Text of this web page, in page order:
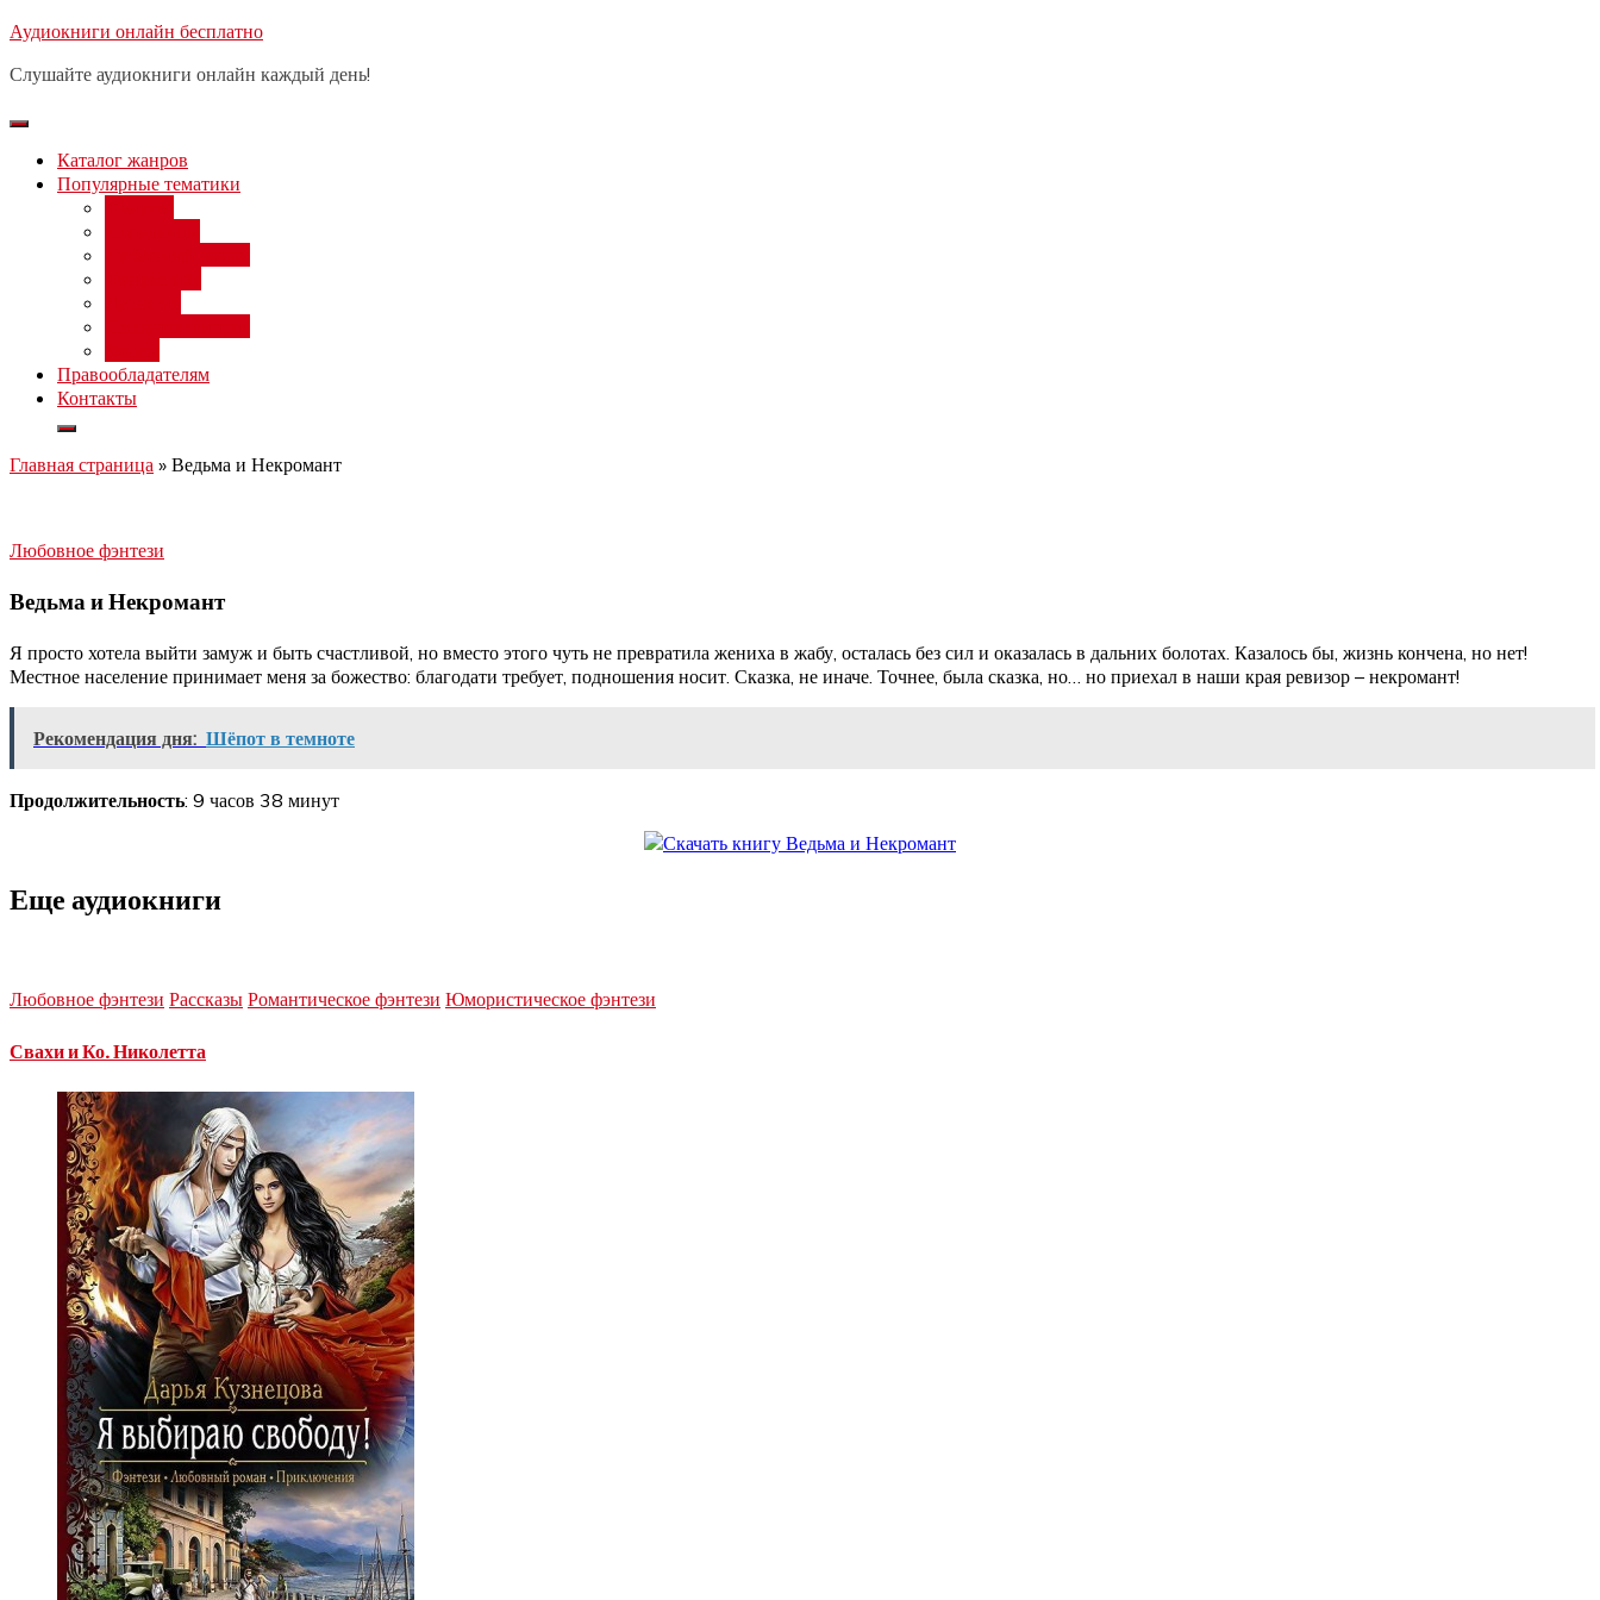
Перейти
содержимому
Аудиокниги онлайн бесплатно
Слушайте аудиокниги онлайн каждый день!
Каталог жанров
Популярные тематики
Правообладателям
Контакты
Главная страница » Ведьма и Некромант
Любовное фэнтези
Ведьма и Некромант
Я просто хотела выйти замуж и быть счастливой, но вместо этого чуть не превратила жениха в жабу, осталась без сил и оказалась в дальних болотах. Казалось бы, жизнь кончена, но нет!
Местное население принимает меня за божество: благодати требует, подношения носит. Сказка, не иначе. Точнее, была сказка, но… но приехал в наши края ревизор – некромант!
Рекомендация дня: Шёпот в темноте
Продолжительность: 9 часов 38 минут
Еще аудиокниги
Любовное фэнтези Рассказы Романтическое фэнтези Юмористическое фэнтези
Свахи и Ко. Николетта